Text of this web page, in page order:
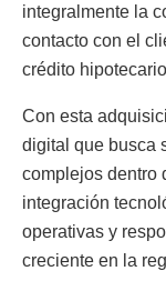
integralmente la
contacto con el
crédito
Con esta
digital que busca
complejos dentro
integración
operativas y
creciente en la